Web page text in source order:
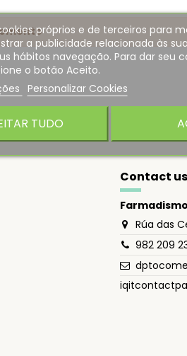
Contact us
Farmadismo
Rúa das
982 209
próprios e de terceiros para
a publicidade relacionada às
hábitos navegação. Para dar seu
o botão Aceito.
Personalizar Cookies
TUDO